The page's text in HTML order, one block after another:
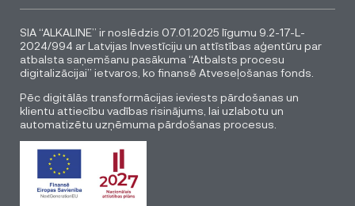
SIA “ALKALINE” ir noslēdzis 07.01.2025 līgumu 9.2-17-L-
2024/994 ar Latvijas Investīciju un attīstības aģentūru par
atbalsta saņemšanu pasākuma “Atbalsts procesu
digitalizācijai” ietvaros, ko finansē Atveseļošanas fonds.
Pēc digitālās transformācijas ieviests pārdošanas un
klientu attiecību vadības risinājums, lai uzlabotu un
automatizētu uzņēmuma pārdošanas procesus.